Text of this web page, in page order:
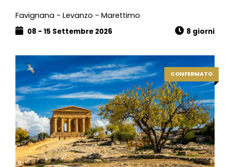
Favignana - Levanzo - Marettimo
08 - 15 Settembre 2026 8 giorni
CONFERMATO